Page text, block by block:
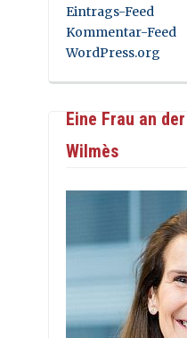
Eintrags-Feed
Kommentar-Feed
WordPress.org
Eine Frau an
Wilmès